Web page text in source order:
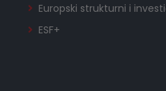
Europski strukturni i
ESF+